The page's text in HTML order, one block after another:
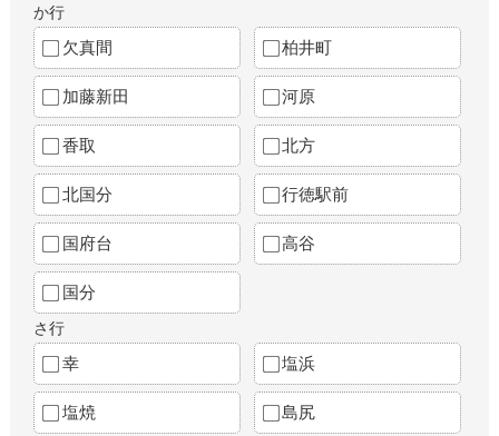
か行
欠真間 柏井町
加藤新田 河原
香取 北方
北国分 行徳駅前
国府台 高谷
国分
さ行
幸 塩浜
塩焼 島尻